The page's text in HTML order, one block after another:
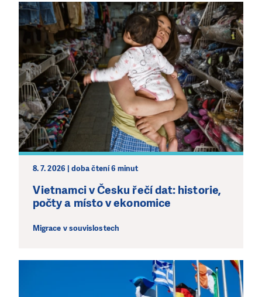
8. 7. 2026 | doba čtení 6 minut
Vietnamci v Česku řečí dat: historie,
počty a místo v ekonomice
Migrace v souvislostech